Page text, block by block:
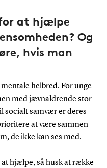
at hjælpe
Og
hvis man
helbred. For unge
med jævnaldrende stor
socialt samvær er deres
at være sammen
de ikke kan ses med.
hjælpe, så husk at række